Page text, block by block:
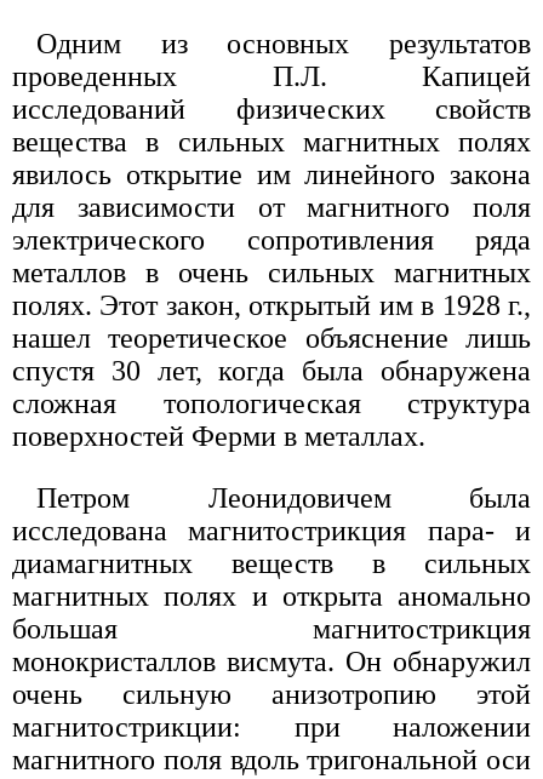
Одним из основных результатов
проведенных П.Л. Капицей
исследований физических свойств
вещества в сильных магнитных полях
явилось открытие им линейного закона
для зависимости от магнитного поля
электрического сопротивления ряда
металлов в очень сильных магнитных
полях. Этот закон, открытый им в 1928 г.,
нашел теоретическое объяснение лишь
спустя 30 лет, когда была обнаружена
сложная топологическая структура
поверхностей Ферми в металлах.
Петром Леонидовичем была
исследована магнитострикция пара- и
диамагнитных веществ в сильных
магнитных полях и открыта аномально
большая магнитострикция
монокристаллов висмута. Он обнаружил
очень сильную анизотропию этой
магнитострикции: при наложении
магнитного поля вдоль тригональной оси